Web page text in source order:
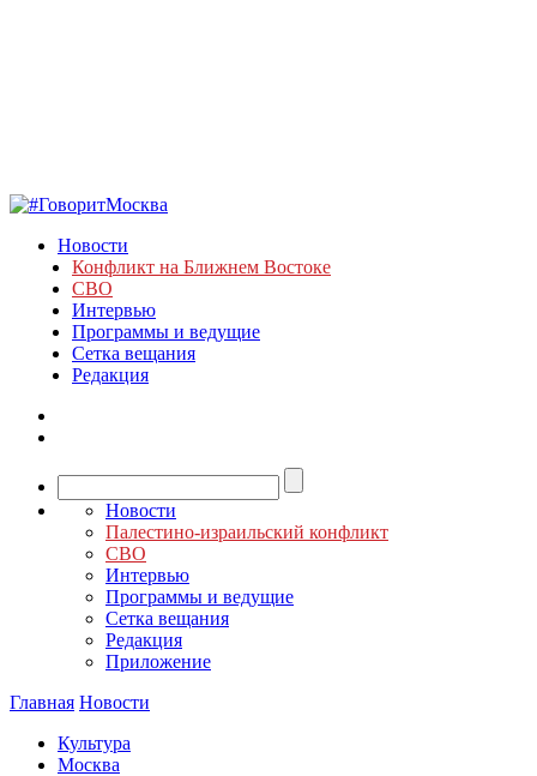
Новости
Конфликт на Ближнем Востоке
СВО
Интервью
Программы и ведущие
Сетка вещания
Редакция
Новости
Палестино-израильский конфликт
СВО
Интервью
Программы и ведущие
Сетка вещания
Редакция
Приложение
Главная Новости
Культура
Москва